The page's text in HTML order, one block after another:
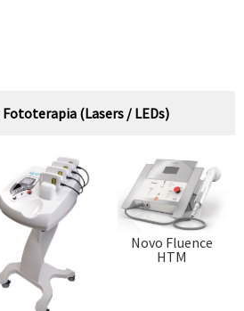
Fototerapia (Lasers / LEDs)
Novo Fluence
HTM